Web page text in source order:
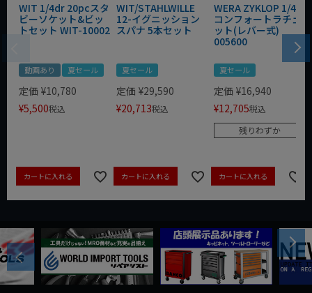
WIT 1/4dr 20pcスタ
ビーソケット&ビッ
トセット WIT-10002
動画あり 夏セール
定価 ¥10,780
¥5,500税込
カートに入れる
WIT/STAHLWILLE
12-イグニッション
スパナ 5本セット
夏セール
定価 ¥29,590
¥20,713税込
カートに入れる
WERA ZYKLOP 1/4"
コンフォートラチェ
ット(レバー式)
005600
夏セール
定価 ¥16,940
¥12,705税込
残りわずか
カートに入れる
Previous
Next